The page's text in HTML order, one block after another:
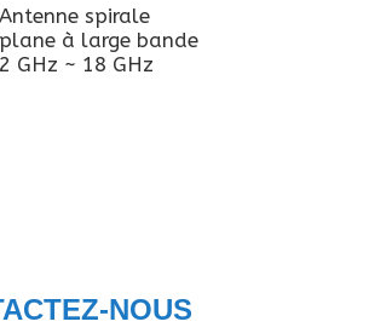
Antenne spirale
plane à large bande
2 GHz ~ 18 GHz
NOUS